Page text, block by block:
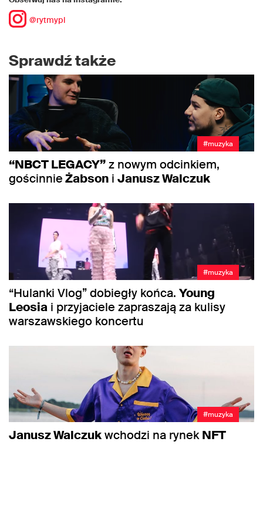
@rytmypl
Sprawdź także
#muzyka
“NBCT LEGACY”z nowym odcinkiem,
gościnnieŻabson i Janusz Walczuk
#muzyka
“Hulanki Vlog” dobiegły końca. Young
Leosia i przyjaciele zapraszają za kulisy
warszawskiego koncertu
#muzyka
Janusz Walczukwchodzi na rynekNFT